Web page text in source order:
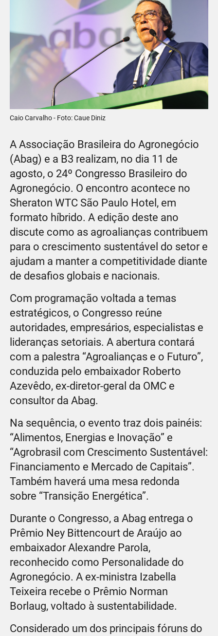
Caio Carvalho - Foto: Caue Diniz
A Associação Brasileira do Agronegócio
(Abag) e a B3 realizam, no dia 11 de
agosto, o 24º Congresso Brasileiro do
Agronegócio. O encontro acontece no
Sheraton WTC São Paulo Hotel, em
formato híbrido. A edição deste ano
discute como as agroalianças contribuem
para o crescimento sustentável do setor e
ajudam a manter a competitividade diante
de desafios globais e nacionais.
Com programação voltada a temas
estratégicos, o Congresso reúne
autoridades, empresários, especialistas e
lideranças setoriais. A abertura contará
com a palestra “Agroalianças e o Futuro”,
conduzida pelo embaixador Roberto
Azevêdo, ex-diretor-geral da OMC e
consultor da Abag.
Na sequência, o evento traz dois painéis:
“Alimentos, Energias e Inovação” e
“Agrobrasil com Crescimento Sustentável:
Financiamento e Mercado de Capitais”.
Também haverá uma mesa redonda
sobre “Transição Energética”.
Durante o Congresso, a Abag entrega o
Prêmio Ney Bittencourt de Araújo ao
embaixador Alexandre Parola,
reconhecido como Personalidade do
Agronegócio. A ex-ministra Izabella
Teixeira recebe o Prêmio Norman
Borlaug, voltado à sustentabilidade.
Considerado um dos principais fóruns do